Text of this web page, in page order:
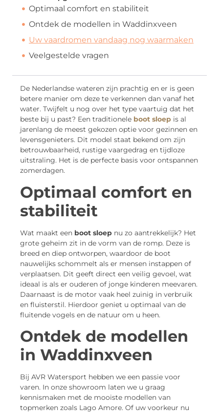
Optimaal comfort en stabiliteit
Ontdek de modellen in Waddinxveen
Uw vaardromen vandaag nog waarmaken
Veelgestelde vragen
De Nederlandse wateren zijn prachtig en er is geen
betere manier om deze te verkennen dan vanaf het
water. Twijfelt u nog over het type vaartuig dat het
beste bij u past? Een traditionele boot sloep is al
jarenlang de meest gekozen optie voor gezinnen en
levensgenieters. Dit model staat bekend om zijn
betrouwbaarheid, rustige vaargedrag en tijdloze
uitstraling. Het is de perfecte basis voor ontspannen
zomerdagen.
Optimaal comfort en
stabiliteit
Wat maakt een boot sloep nu zo aantrekkelijk? Het
grote geheim zit in de vorm van de romp. Deze is
breed en diep ontworpen, waardoor de boot
nauwelijks schommelt als er mensen instappen of
verplaatsen. Dit geeft direct een veilig gevoel, wat
ideaal is als er ouderen of jonge kinderen meevaren.
Daarnaast is de motor vaak heel zuinig in verbruik
en fluisterstil. Hierdoor geniet u optimaal van de
fluitende vogels en de natuur om u heen.
Ontdek de modellen
in Waddinxveen
Bij AVR Watersport hebben we een passie voor
varen. In onze showroom laten we u graag
kennismaken met de mooiste modellen van
topmerken zoals Lago Amore. Of uw voorkeur nu